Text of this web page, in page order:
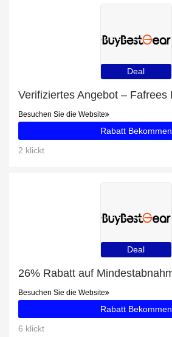
Deal
Besuchen Sie die Website
Rabatt Bekommen
2 klickt
Deal
Besuchen Sie die Website
Rabatt Bekommen
6 klickt